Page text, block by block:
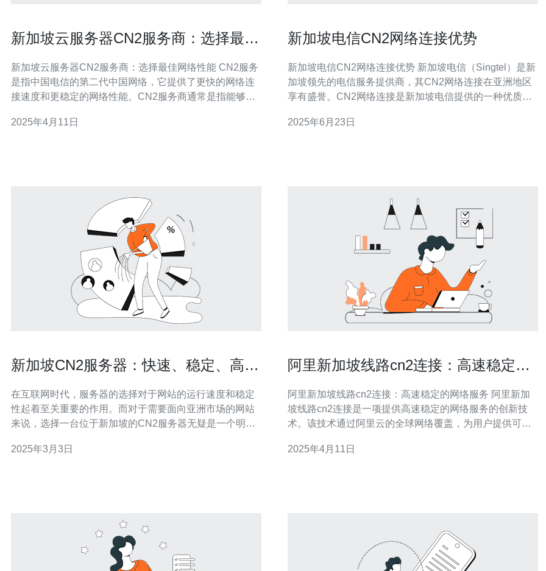
新加坡云服务器CN2服务商：选择最佳
新加坡云服务器CN2服务商：选择最佳网络性能 CN2服务
是指中国电信的第二代中国网络，它提供了更快的网络连
接速度和更稳定的网络性能。CN2服务商通常是指能够提
性能是一个至关重要的考虑因素。无论是企业还是个人用
2025年4月11日
新加坡电信CN2网络连接优势
新加坡电信CN2网络连接优势 新加坡电信（Singtel）是新
加坡领先的电信服务提供商，其CN2网络连接在亚洲地区
享有盛誉。CN2网络连接是新加坡电信提供的一种优质网
定的网络连接。 CN2网络连接采用了最先进的技术，能够
2025年6月23日
新加坡CN2服务器：快速、稳定、高效
在互联网时代，服务器的选择对于网站的运行速度和稳定
性起着至关重要的作用。而对于需要面向亚洲市场的网站
来说，选择一台位于新加坡的CN2服务器无疑是一个明智
络设施和优质的网络连接，使得CN2服务器在快速、稳定
2025年3月3日
阿里新加坡线路cn2连接：高速稳定的
阿里新加坡线路cn2连接：高速稳定的网络服务 阿里新加
坡线路cn2连接是一项提供高速稳定的网络服务的创新技
术。该技术通过阿里云的全球网络覆盖，为用户提供可靠
线路cn2连接使用了最先进的网络技术，通过优化网
2025年4月11日